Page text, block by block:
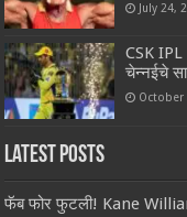
July 24,
CSK IPL
चेन्नईचे
October
Latest Posts
फॅब फोर फुटली! Kane